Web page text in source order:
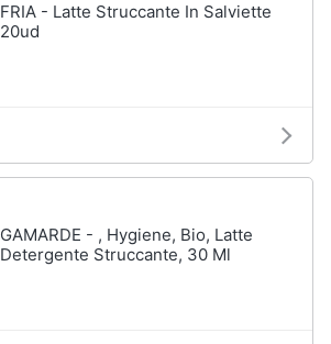
FRIA - Latte Struccante In Salviette
20ud
GAMARDE - , Hygiene, Bio, Latte
Detergente Struccante, 30 Ml